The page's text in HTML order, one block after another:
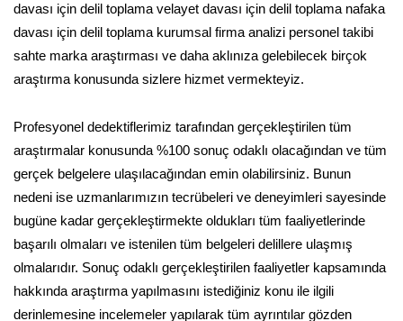
davası için delil toplama velayet davası için delil toplama nafaka
davası için delil toplama kurumsal firma analizi personel takibi
sahte marka araştırması ve daha aklınıza gelebilecek birçok
araştırma konusunda sizlere hizmet vermekteyiz.
Profesyonel dedektiflerimiz tarafından gerçekleştirilen tüm
araştırmalar konusunda %100 sonuç odaklı olacağından ve tüm
gerçek belgelere ulaşılacağından emin olabilirsiniz. Bunun
nedeni ise uzmanlarımızın tecrübeleri ve deneyimleri sayesinde
bugüne kadar gerçekleştirmekte oldukları tüm faaliyetlerinde
başarılı olmaları ve istenilen tüm belgeleri delillere ulaşmış
olmalarıdır. Sonuç odaklı gerçekleştirilen faaliyetler kapsamında
hakkında araştırma yapılmasını istediğiniz konu ile ilgili
derinlemesine incelemeler yapılarak tüm ayrıntılar gözden